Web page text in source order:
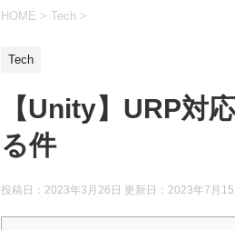
HOME > Tech >
Tech
【Unity】URP対
る件
投稿日：2023年3月26日 更新日： 2023年7月15